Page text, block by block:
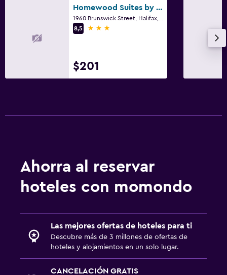
Homewood Suites by Hilton Halifax-Downtown
8,5
3 estrellas
$201
Ahorra al reservar
hoteles con momondo
Las mejores ofertas de hoteles para ti
Descubre más de 3 millones de ofertas de
hoteles y alojamientos en un solo lugar.
CANCELACIÓN GRATIS